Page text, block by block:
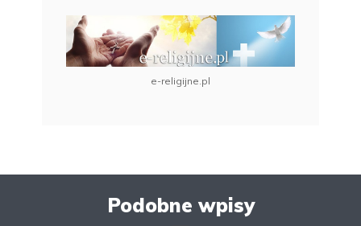
e-religijne.pl
Podobne wpisy